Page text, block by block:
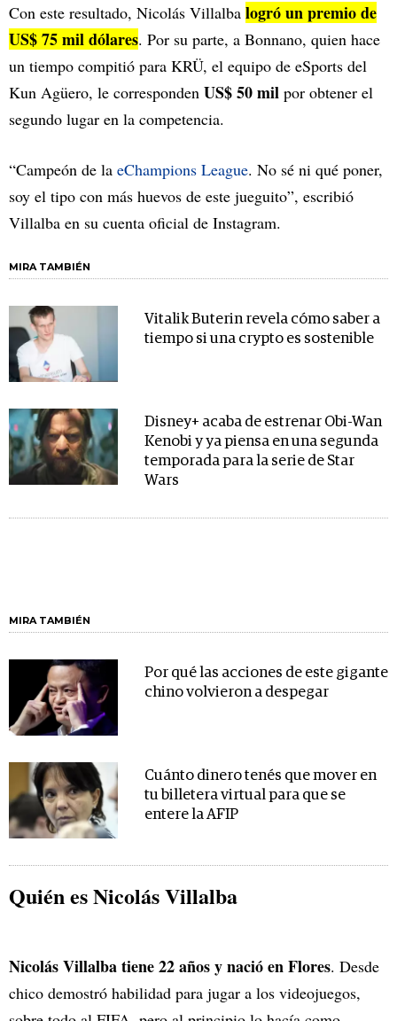
Con este resultado, Nicolás Villalba logró un premio de
US$ 75 mil dólares. Por su parte, a Bonnano, quien hace
un tiempo compitió para KRÜ, el equipo de eSports del
Kun Agüero, le corresponden US$ 50 mil por obtener el
segundo lugar en la competencia.
“Campeón de la eChampions League. No sé ni qué poner,
soy el tipo con más huevos de este jueguito”, escribió
Villalba en su cuenta oficial de Instagram.
MIRA TAMBIÉN
Vitalik Buterin revela cómo saber a
tiempo si una crypto es sostenible
Disney+ acaba de estrenar Obi-Wan
Kenobi y ya piensa en una segunda
temporada para la serie de Star
Wars
MIRA TAMBIÉN
Por qué las acciones de este gigante
chino volvieron a despegar
Cuánto dinero tenés que mover en
tu billetera virtual para que se
entere la AFIP
Quién es Nicolás Villalba
Nicolás Villalba tiene 22 años y nació en Flores. Desde
chico demostró habilidad para jugar a los videojuegos,